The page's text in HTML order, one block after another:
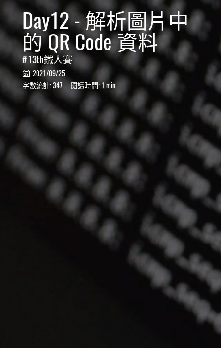
Day12 - 解析圖片中
的 QR Code 資料
13th鐵人賽
 2021/09/25
字數統計:347 閱讀時間:1 min